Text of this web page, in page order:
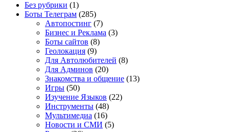
Без рубрики (1)
Боты Телеграм (285)
Автопостинг (7)
Бизнес и Реклама (3)
Боты сайтов (8)
Геолокация (9)
Для Автолюбителей (8)
Для Админов (20)
Знакомства и общение (13)
Игры (50)
Изучение Языков (22)
Инструменты (48)
Мультимедиа (16)
Новости и СМИ (5)